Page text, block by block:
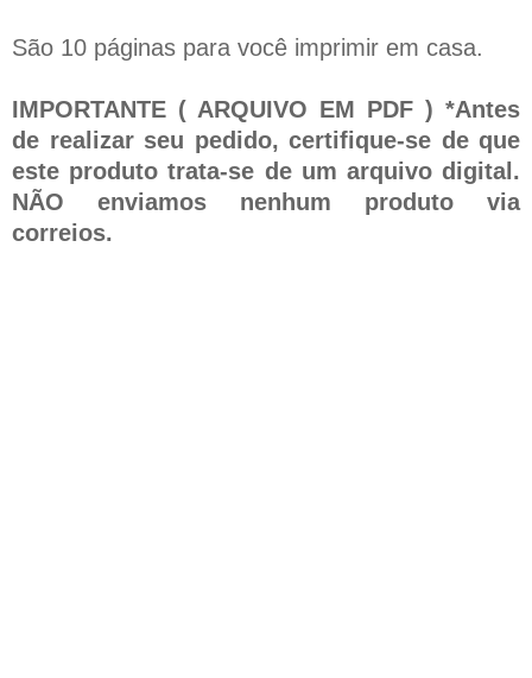
São 10 páginas para você imprimir em casa.
IMPORTANTE ( ARQUIVO EM PDF ) *Antes
de realizar seu pedido, certifique-se de que
este produto trata-se de um arquivo digital.
NÃO enviamos nenhum produto via
correios.